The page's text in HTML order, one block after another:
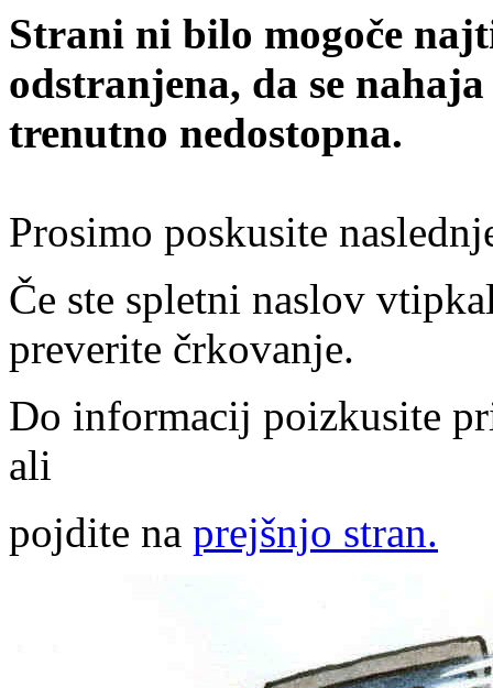
Strani ni bilo mogoče
odstranjena, da se
trenutno nedostopna.
Prosimo poskusite
Če ste spletni naslov
preverite črkovanje.
Do informacij poizkusite
ali
pojdite na prejšnjo stran.